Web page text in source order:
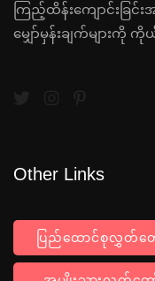
ကြည့်ထိန်းကျောင်းခြင်း
မျှော်မှန်းချက်များကို
Other Links
ပြည်ထောင်စုလွှတ်တ